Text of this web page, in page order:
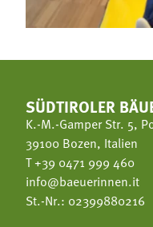
SÜDTIROLER
K.-M.-Gamper Str. 5,
39100 Bozen, Italien
T+39 0471 999 460
info@baeuerinnen.it
St.-Nr.: 02399880216